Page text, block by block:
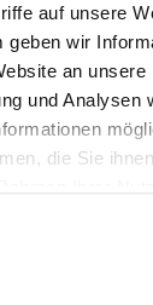
auf unsere
geben wir
an unsere
und Analysen
die Sie
Auf
Kabinen
an.